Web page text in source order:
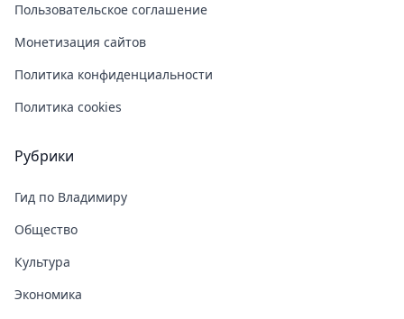
Пользовательское соглашение
Монетизация сайтов
Политика конфиденциальности
Политика cookies
Рубрики
Гид по Владимиру
Общество
Культура
Экономика